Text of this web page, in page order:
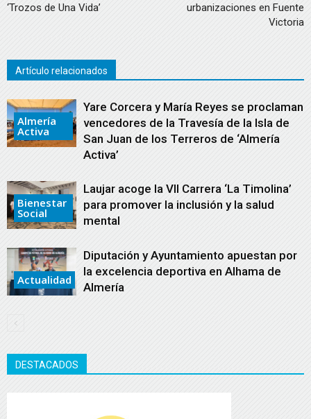
‘Trozos de Una Vida’
urbanizaciones en Fuente
Victoria
Artículo relacionados
Almería
Activa
Yare Corcera y María Reyes se proclaman
vencedores de la Travesía de la Isla de
San Juan de los Terreros de ‘Almería
Activa’
Bienestar
Social
Laujar acoge la VII Carrera ‘La Timolina’
para promover la inclusión y la salud
mental
Actualidad
Diputación y Ayuntamiento apuestan por
la excelencia deportiva en Alhama de
Almería
DESTACADOS